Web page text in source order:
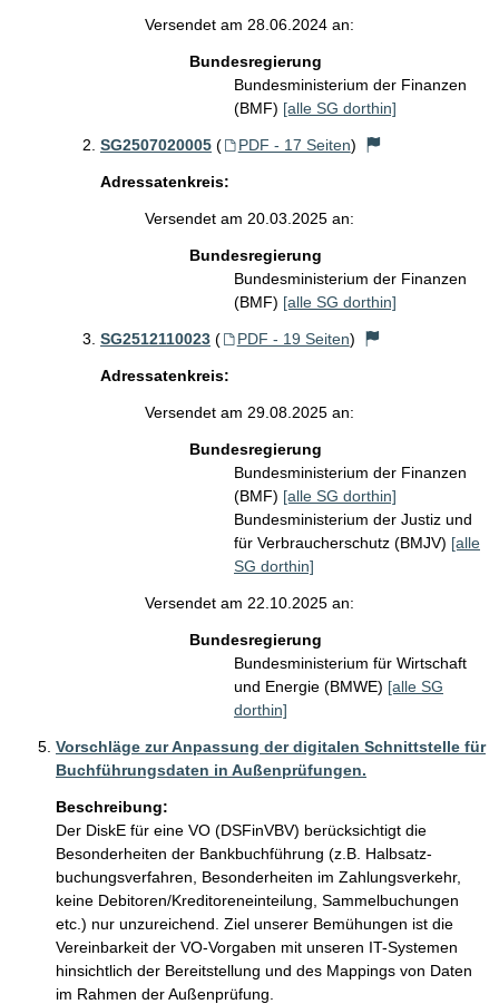
Versendet am 28.06.2024 an:
Bundesregierung
Bundesministerium der Finanzen
(BMF) [alle SG dorthin]
SG2507020005 ( PDF - 17 Seiten)
Adressatenkreis:
Versendet am 20.03.2025 an:
Bundesregierung
Bundesministerium der Finanzen
(BMF) [alle SG dorthin]
SG2512110023 ( PDF - 19 Seiten)
Adressatenkreis:
Versendet am 29.08.2025 an:
Bundesregierung
Bundesministerium der Finanzen
(BMF) [alle SG dorthin]
Bundesministerium der Justiz und
für Verbraucherschutz (BMJV) [alle
SG dorthin]
Versendet am 22.10.2025 an:
Bundesregierung
Bundesministerium für Wirtschaft
und Energie (BMWE) [alle SG
dorthin]
Vorschläge zur Anpassung der digitalen Schnittstelle für
Buchführungsdaten in Außenprüfungen.
Beschreibung:
Der DiskE für eine VO (DSFinVBV) berücksichtigt die
Besonderheiten der Bankbuchführung (z.B. Halbsatz-
buchungsverfahren, Besonderheiten im Zahlungsverkehr,
keine Debitoren/Kreditoreneinteilung, Sammelbuchungen
etc.) nur unzureichend. Ziel unserer Bemühungen ist die
Vereinbarkeit der VO-Vorgaben mit unseren IT-Systemen
hinsichtlich der Bereitstellung und des Mappings von Daten
im Rahmen der Außenprüfung.